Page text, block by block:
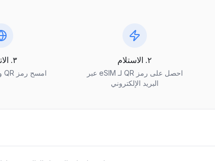
٢. الاستلام
احصل على رمز QR لـ eSIM عبر
البريد الإلكتروني
٣. الاتصال
امسح رمز QR واتصل بالإنترنت